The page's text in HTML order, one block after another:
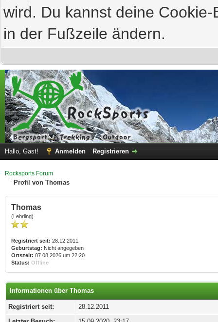
wird. Du kannst deine
in der Fußzeile ändern.
Hallo, Gast! Anmelden Registrieren
Rocksports Forum
Profil von Thomas
Thomas
(Lehrling)
Registriert seit: 28.12.2011
Geburtstag: Nicht angegeben
Ortszeit: 07.08.2026 um 22:20
Status: Offline
Informationen über Thomas
Registriert seit:
28.12.2011